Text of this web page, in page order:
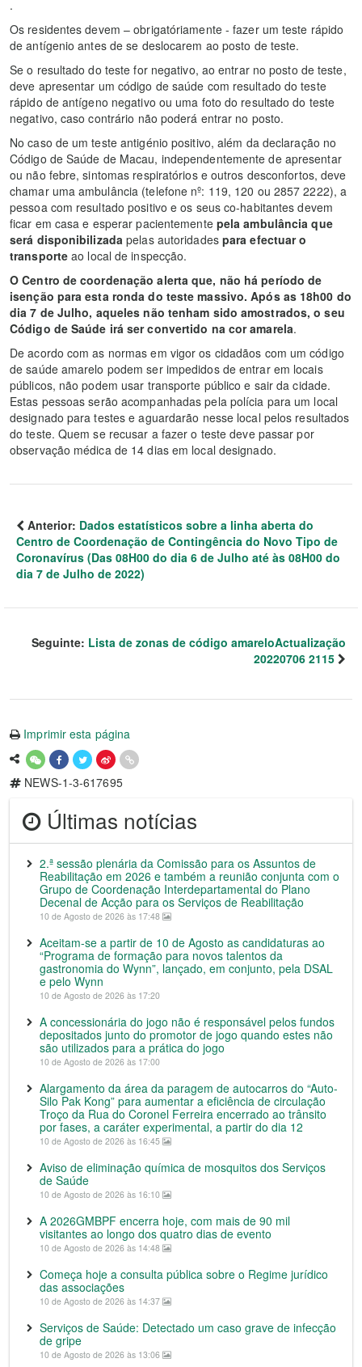
.
Os residentes devem – obrigatóriamente - fazer um teste rápido
de antígenio antes de se deslocarem ao posto de teste.
Se o resultado do teste for negativo, ao entrar no posto de teste,
deve apresentar um código de saúde com resultado do teste
rápido de antígeno negativo ou uma foto do resultado do teste
negativo, caso contrário não poderá entrar no posto.
No caso de um teste antigénio positivo, além da declaração no
Código de Saúde de Macau, independentemente de apresentar
ou não febre, sintomas respiratórios e outros desconfortos, deve
chamar uma ambulância (telefone nº: 119, 120 ou 2857 2222), a
pessoa com resultado positivo e os seus co-habitantes devem
ficar em casa e esperar pacientemente pela ambulância que
será disponibilizada pelas autoridades para efectuar o
transporte ao local de inspecção.
O Centro de coordenação alerta que, não há período de
isenção para esta ronda do teste massivo.Após as 18h00 do
dia 7 de Julho, aqueles não tenham sido amostrados, o seu
Código de Saúde irá ser convertido na cor amarela.
De acordo com as normas em vigor os cidadãos com um código
de saúde amarelo podem ser impedidos de entrar em locais
públicos, não podem usar transporte público e sair da cidade.
Estas pessoas serão acompanhadas pela polícia para um local
designado para testes e aguardarão nesse local pelos resultados
do teste. Quem se recusar a fazer o teste deve passar por
observação médica de 14 dias em local designado.
Anterior: Dados estatísticos sobre a linha aberta do
Centro de Coordenação de Contingência do Novo Tipo de
Coronavírus (Das 08H00 do dia 6 de Julho até às 08H00 do
dia 7 de Julho de 2022)
Seguinte: Lista de zonas de código amareloActualização
20220706 2115
Imprimir esta página
NEWS-1-3-617695
Últimas notícias
2.ª sessão plenária da Comissão para os Assuntos de
Reabilitação em 2026 e também a reunião conjunta com o
Grupo de Coordenação Interdepartamental do Plano
Decenal de Acção para os Serviços de Reabilitação
10 de Agosto de 2026 às 17:48
Aceitam-se a partir de 10 de Agosto as candidaturas ao
“Programa de formação para novos talentos da
gastronomia do Wynn”, lançado, em conjunto, pela DSAL
e pelo Wynn
10 de Agosto de 2026 às 17:20
A concessionária do jogo não é responsável pelos fundos
depositados junto do promotor de jogo quando estes não
são utilizados para a prática do jogo
10 de Agosto de 2026 às 17:00
Alargamento da área da paragem de autocarros do “Auto-
Silo Pak Kong” para aumentar a eficiência de circulação
Troço da Rua do Coronel Ferreira encerrado ao trânsito
por fases, a caráter experimental, a partir do dia 12
10 de Agosto de 2026 às 16:45
Aviso de eliminação química de mosquitos dos Serviços
de Saúde
10 de Agosto de 2026 às 16:10
A 2026GMBPF encerra hoje, com mais de 90 mil
visitantes ao longo dos quatro dias de evento
10 de Agosto de 2026 às 14:48
Começa hoje a consulta pública sobre o Regime jurídico
das associações
10 de Agosto de 2026 às 14:37
Serviços de Saúde: Detectado um caso grave de infecção
de gripe
10 de Agosto de 2026 às 13:06